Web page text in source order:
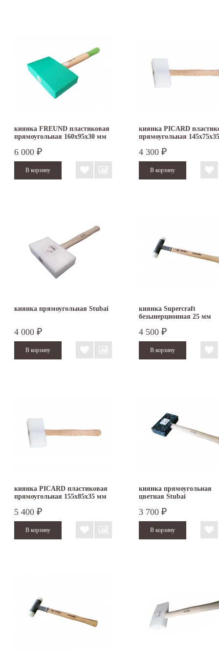
киянка FREUND пластиковая
прямоугольная 160х95х30 мм
6 000 ₽
киянка PICARD
прямоугольная
4 300 ₽
киянка прямоугольная Stubai
4 000 ₽
киянка Supercraft
безынерционная 25 мм
4 500 ₽
киянка PICARD пластиковая
прямоугольная 155х85х35 мм
5 400 ₽
киянка прямоугольная
цветная Stubai
3 700 ₽